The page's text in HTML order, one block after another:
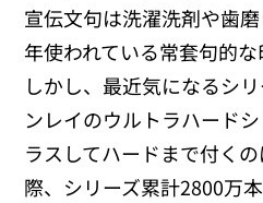
宣伝文句は洗濯洗剤や歯
年使われている常套句的な
しかし、最近気になるシ
ンレイのウルトラハード
ラスしてハードまで付く
際、シリーズ累計2800万